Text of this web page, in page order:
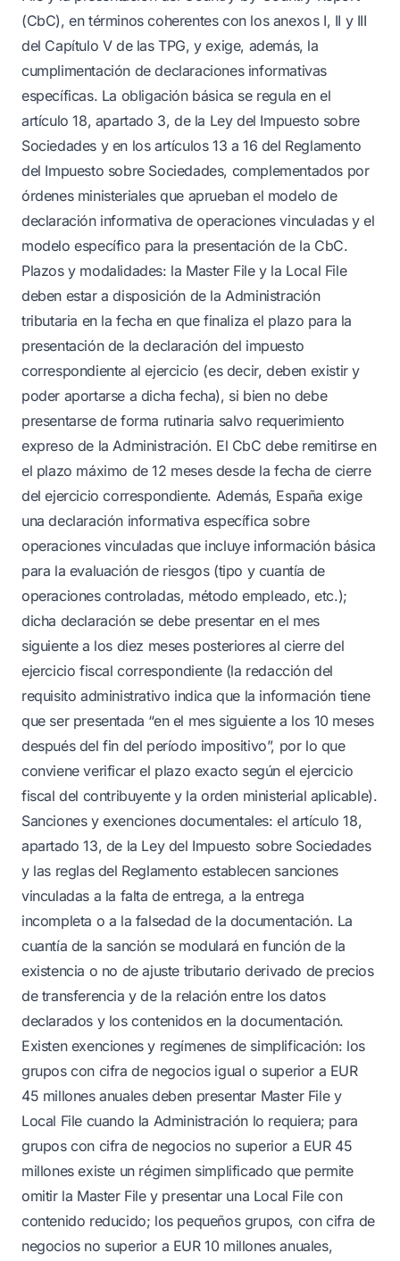
(CbC), en términos coherentes con los anexos I, II y III
del Capítulo V de las TPG, y exige, además, la
cumplimentación de declaraciones informativas
específicas. La obligación básica se regula en el
artículo 18, apartado 3, de la Ley del Impuesto sobre
Sociedades y en los artículos 13 a 16 del Reglamento
del Impuesto sobre Sociedades, complementados por
órdenes ministeriales que aprueban el modelo de
declaración informativa de operaciones vinculadas y el
modelo específico para la presentación de la CbC.
Plazos y modalidades: la Master File y la Local File
deben estar a disposición de la Administración
tributaria en la fecha en que finaliza el plazo para la
presentación de la declaración del impuesto
correspondiente al ejercicio (es decir, deben existir y
poder aportarse a dicha fecha), si bien no debe
presentarse de forma rutinaria salvo requerimiento
expreso de la Administración. El CbC debe remitirse en
el plazo máximo de 12 meses desde la fecha de cierre
del ejercicio correspondiente. Además, España exige
una declaración informativa específica sobre
operaciones vinculadas que incluye información básica
para la evaluación de riesgos (tipo y cuantía de
operaciones controladas, método empleado, etc.);
dicha declaración se debe presentar en el mes
siguiente a los diez meses posteriores al cierre del
ejercicio fiscal correspondiente (la redacción del
requisito administrativo indica que la información tiene
que ser presentada “en el mes siguiente a los 10 meses
después del fin del período impositivo”, por lo que
conviene verificar el plazo exacto según el ejercicio
fiscal del contribuyente y la orden ministerial aplicable).
Sanciones y exenciones documentales: el artículo 18,
apartado 13, de la Ley del Impuesto sobre Sociedades
y las reglas del Reglamento establecen sanciones
vinculadas a la falta de entrega, a la entrega
incompleta o a la falsedad de la documentación. La
cuantía de la sanción se modulará en función de la
existencia o no de ajuste tributario derivado de precios
de transferencia y de la relación entre los datos
declarados y los contenidos en la documentación.
Existen exenciones y regímenes de simplificación: los
grupos con cifra de negocios igual o superior a EUR
45 millones anuales deben presentar Master File y
Local File cuando la Administración lo requiera; para
grupos con cifra de negocios no superior a EUR 45
millones existe un régimen simplificado que permite
omitir la Master File y presentar una Local File con
contenido reducido; los pequeños grupos, con cifra de
negocios no superior a EUR 10 millones anuales,